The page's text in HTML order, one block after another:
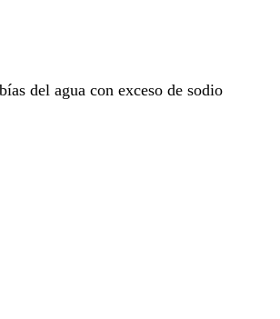
del agua con exceso de sodio